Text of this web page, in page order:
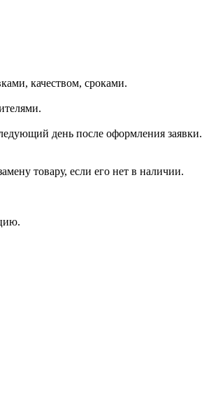
качеством, сроками.
день после оформления заявки.
товару, если его нет в наличии.